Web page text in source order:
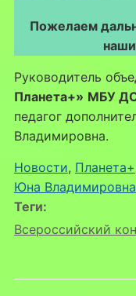
Пожелаем
Руководитель
Планета+» МБУ
педагог
Владимировна.
Новости, Планета+
Юна Владимировна
Теги:
Всероссийский